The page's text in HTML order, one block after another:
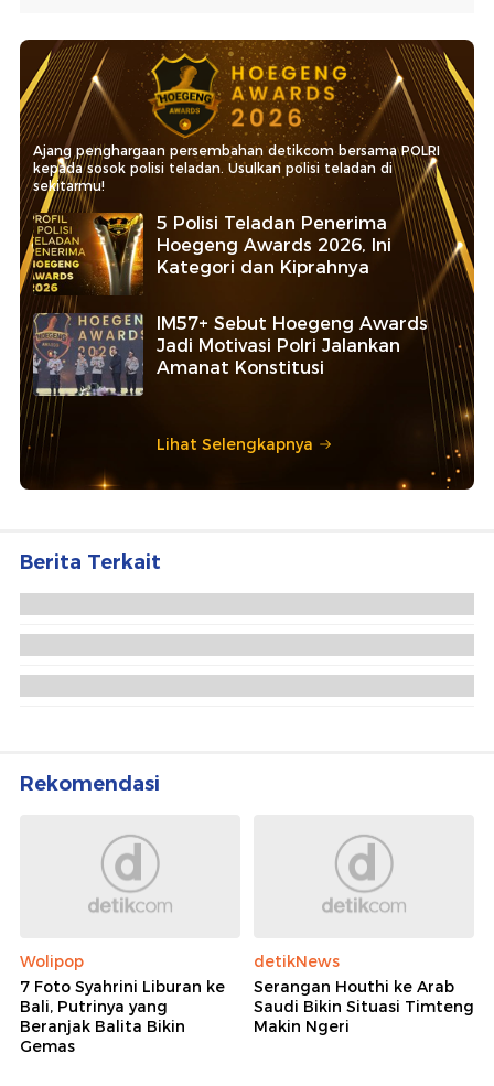
Ajang penghargaan persembahan detikcom bersama POLRI
kepada sosok polisi teladan. Usulkan polisi teladan di
sekitarmu!
5 Polisi Teladan Penerima
Hoegeng Awards 2026, Ini
Kategori dan Kiprahnya
IM57+ Sebut Hoegeng Awards
Jadi Motivasi Polri Jalankan
Amanat Konstitusi
Lihat Selengkapnya
Berita Terkait
Rekomendasi
Wolipop
7 Foto Syahrini Liburan ke
detikNews